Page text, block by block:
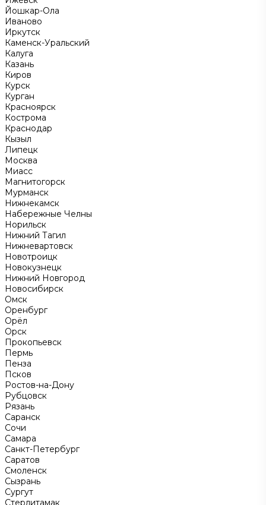
Йошкар-Ола
Иваново
Иркутск
Каменск-Уральский
Калуга
Казань
Киров
Курск
Курган
Красноярск
Кострома
Краснодар
Кызыл
Липецк
Москва
Миасс
Магнитогорск
Мурманск
Нижнекамск
Набережные Челны
Норильск
Нижний Тагил
Нижневартовск
Новотроицк
Новокузнецк
Нижний Новгород
Новосибирск
Омск
Оренбург
Орёл
Орск
Прокопьевск
Пермь
Пенза
Псков
Ростов-на-Дону
Рубцовск
Рязань
Саранск
Сочи
Самара
Санкт-Петербург
Саратов
Смоленск
Сызрань
Сургут
Стерлитамак